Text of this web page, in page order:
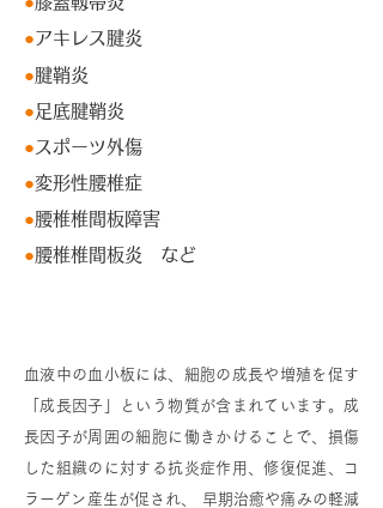
●アキレス腱炎
●腱鞘炎
● 足底腱鞘炎
● スポーツ外傷
●変形性腰椎症
●腰椎椎間板障害
●腰椎椎間板炎 など
血液中の血小板には、細胞の成長や増殖を促す
「成長因子」という物質が含まれています。成
長因子が周囲の細胞に働きかけることで、損傷
した組織のに対する抗炎症作用、修復促進、コ
ラーゲン産生が促され、 早期治癒や痛みの軽減